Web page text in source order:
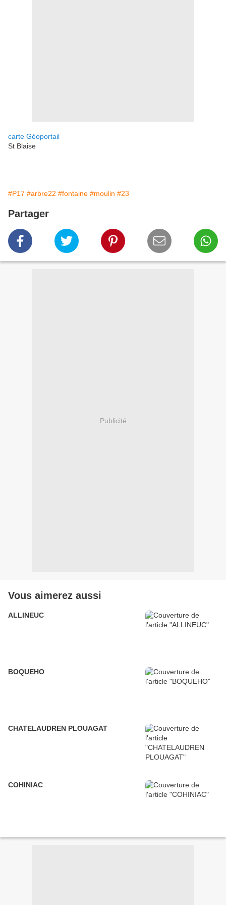
carte Géoportail
St Blaise
#P17 #arbre22 #fontaine #moulin #23
Partager
Publicité
Vous aimerez aussi
ALLINEUC
BOQUEHO
CHATELAUDREN PLOUAGAT
COHINIAC